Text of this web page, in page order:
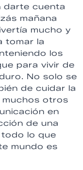
darte cuenta
mañana
mucho y
tomar la
los
para vivir de
No solo se
de cuidar la
muchos otros
en
de una
lo que
mundo es